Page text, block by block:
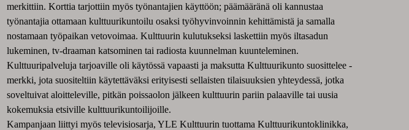
merkittiin. Korttia tarjottiin myös työnantajien käyttöön; päämääränä oli kannustaa
työnantajia ottamaan kulttuurikuntoilu osaksi työhyvinvoinnin kehittämistä ja samalla
nostamaan työpaikan vetovoimaa. Kulttuurin kulutukseksi laskettiin myös iltasadun
lukeminen, tv-draaman katsominen tai radiosta kuunnelman kuunteleminen.
Kulttuuripalveluja tarjoaville oli käytössä vapaasti ja maksutta Kulttuurikunto suosittelee -
merkki, jota suositeltiin käytettäväksi erityisesti sellaisten tilaisuuksien yhteydessä, jotka
soveltuivat aloitteleville, pitkän poissaolon jälkeen kulttuurin pariin palaaville tai uusia
kokemuksia etsiville kulttuurikuntoilijoille.
Kampanjaan liittyi myös televisiosarja, YLE Kulttuurin tuottama Kulttuurikuntoklinikka,